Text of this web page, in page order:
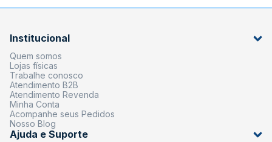
Institucional
Quem somos
Lojas físicas
Trabalhe conosco
Atendimento B2B
Atendimento Revenda
Minha Conta
Acompanhe seus Pedidos
Nosso Blog
Ajuda e Suporte